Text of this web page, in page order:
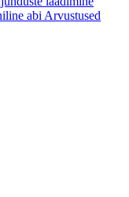
abi Arvustused